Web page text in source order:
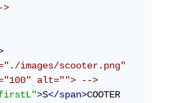
>
images/scooter.png"
alt=""> -->
>S</span>COOTER